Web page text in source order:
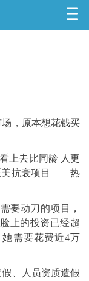
，原本想花钱买
上去比同龄 人更
美抗衰项目——热
要动刀的项目，
上的投资已经超
需要花费近4万
、人员资质造假